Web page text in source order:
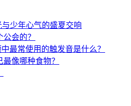
少年心气的盛夏交响
会的？
最常使用的触发音是什么？
像哪种食物？